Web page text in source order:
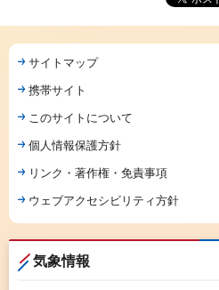
サイトマップ
携帯サイト
このサイトについて
個人情報保護方針
リンク・著作権・免責事項
ウェブアクセシビリティ方針
気象情報